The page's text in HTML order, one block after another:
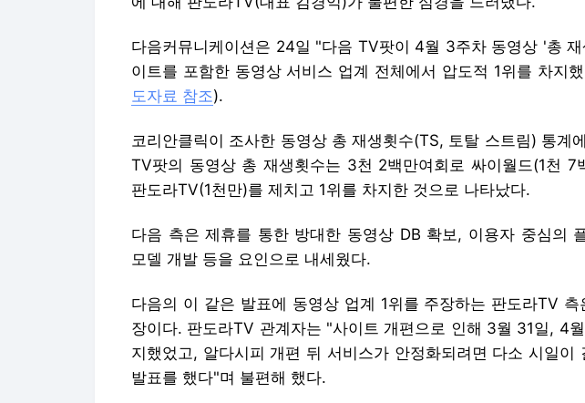
다음커뮤니케이션은 24일 "다음 TV팟이 4월 3주차 동영상 '총
이트를 포함한 동영상 서비스 업계 전체에서 압도적 1위를 차지
도자료 참조).
코리안클릭이 조사한 동영상 총 재생횟수(TS, 토탈 스트림) 통계
TV팟의 동영상 총 재생횟수는 3천 2백만여회로 싸이월드(1천 7
판도라TV(1천만)를 제치고 1위를 차지한 것으로 나타났다.
다음 측은 제휴를 통한 방대한 동영상 DB 확보, 이용자 중심의
모델 개발 등을 요인으로 내세웠다.
다음의 이 같은 발표에 동영상 업계 1위를 주장하는 판도라TV
장이다. 판도라TV 관계자는 "사이트 개편으로 인해 3월 31일, 4
지했었고, 알다시피 개편 뒤 서비스가 안정화되려면 다소 시일이
발표를 했다"며 불편해 했다.